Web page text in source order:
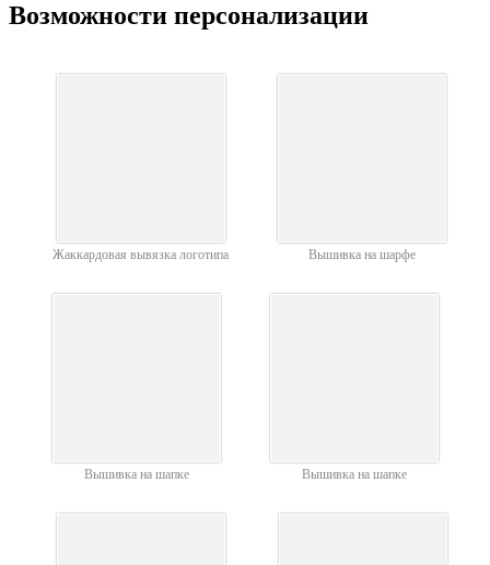
Возможности персонализации
Жаккардовая вывязка логотипа Вышивка на шарфе
Вышивка на шапке Вышивка на шапке